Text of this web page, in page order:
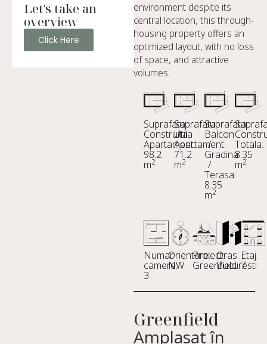
environment despite its
central location, this through-
housing property offers an
optimized layout, with no loss
of space, and attractive
volumes.
Suprafata
Construita
Apartament:
98.2
m2
Suprafata
Utila
Apartament:
71.2
m2
Suprafata
Balcon
/
Gradina
/
Terasa:
8.35
m2
Totala:
8.35
m2
Numar
camere:
3
Orientare:
NW
Proiect:
Greenfield
Oras:
Bucuresti
Etaj:
7
Greenfield
Amplasat în
Let's take an
overview
Click Here